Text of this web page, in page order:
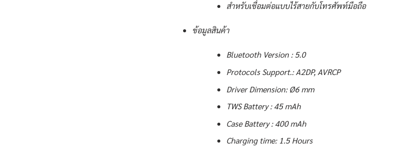
สำหรับเชื่อมต่อแบบไร้สายกับโทรศัพท์มือถือ
ข้อมูลสินค้า
Bluetooth Version : 5.0
Protocols Support.: A2DP, AVRCP
Driver Dimension: Ø6 mm
TWS Battery : 45 mAh
Case Battery : 400 mAh
Charging time: 1.5 Hours